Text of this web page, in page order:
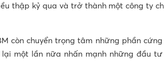
thập kỷ qua và trở thành một công ty
còn chuyển trọng tâm những phần
lại một lần nữa nhấn mạnh những đầu